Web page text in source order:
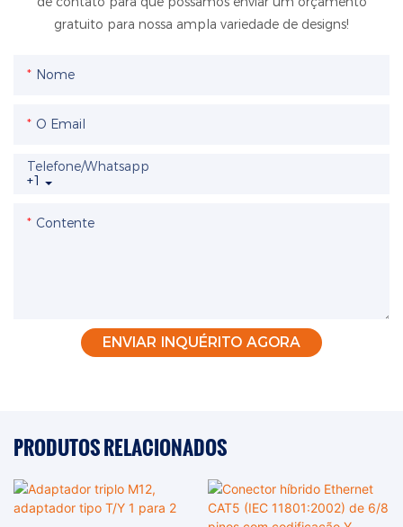
gratuito para nossa ampla variedade de designs!
Nome
O Email
+1
Telefone/whatsapp
Contente
ENVIAR INQUÉRITO AGORA
PRODUTOS RELACIONADOS